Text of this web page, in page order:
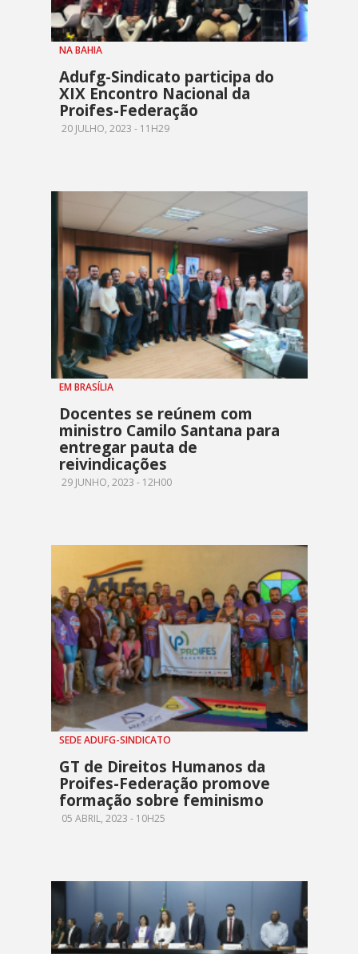
NA BAHIA
Adufg-Sindicato participa do
XIX Encontro Nacional da
Proifes-Federação
20 JULHO, 2023 - 11H29
EM BRASÍLIA
Docentes se reúnem com
ministro Camilo Santana para
entregar pauta de
reivindicações
29 JUNHO, 2023 - 12H00
SEDE ADUFG-SINDICATO
GT de Direitos Humanos da
Proifes-Federação promove
formação sobre feminismo
05 ABRIL, 2023 - 10H25